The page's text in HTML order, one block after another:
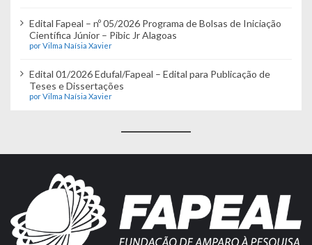
Edital Fapeal – nº 05/2026 Programa de Bolsas de Iniciação
Científica Júnior – Pibic Jr Alagoas
por Vilma Naísia Xavier
Edital 01/2026 Edufal/Fapeal – Edital para Publicação de
Teses e Dissertações
por Vilma Naísia Xavier